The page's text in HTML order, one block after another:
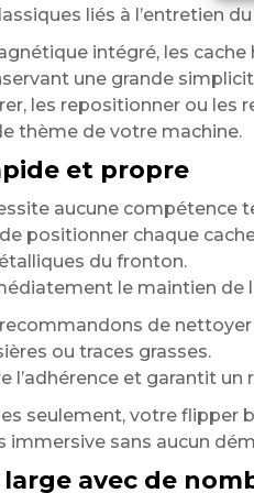
liés à l’entretien
intégré, les
une grande
les repositionner ou les
thème de votre machine.
et propre
aucune compétence
positionner chaque
du fronton.
le maintien de
de
ou traces grasses.
l’adhérence et garantit un
seulement, votre flipper
immersive sans aucun
avec de